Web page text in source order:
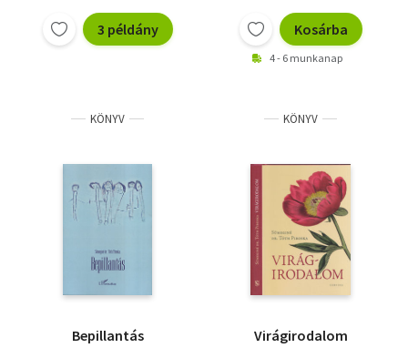
3 példány Kosárba
4 - 6 munkanap
KÖNYV
Bepillantás
KÖNYV
Virágirodalom